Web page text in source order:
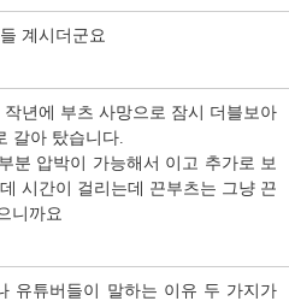
계시더군요
년에 부츠 사망으로 잠시 더블보아
갈아 탔습니다.
분 압박이 가능해서 이고 추가로 보
시간이 걸리는데 끈부츠는 그냥 끈
니까요
유튜버들이 말하는 이유 두 가지가